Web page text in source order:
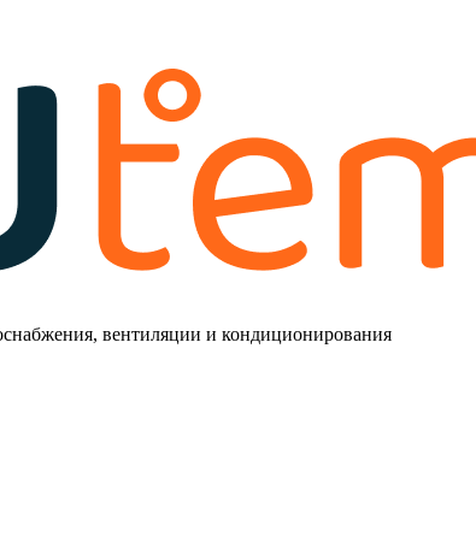
вентиляции и кондиционирования